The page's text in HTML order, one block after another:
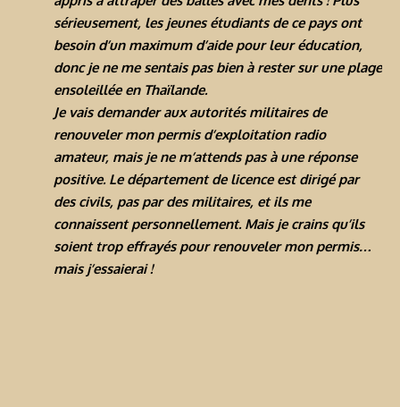
sérieusement, les jeunes étudiants de ce pays ont
besoin d’un maximum d’aide pour leur éducation,
donc je ne me sentais pas bien à rester sur une plage
ensoleillée en Thaïlande.
Je vais demander aux autorités militaires de
renouveler mon permis d’exploitation radio
amateur, mais je ne m’attends pas à une réponse
positive. Le département de licence est dirigé par
des civils, pas par des militaires, et ils me
connaissent personnellement. Mais je crains qu’ils
soient trop effrayés pour renouveler mon permis…
mais j’essaierai !